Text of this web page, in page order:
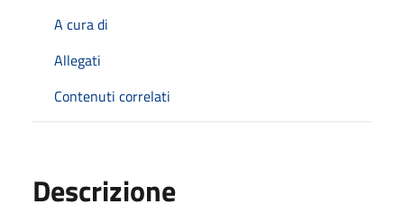
A cura di
Allegati
Contenuti correlati
Descrizione